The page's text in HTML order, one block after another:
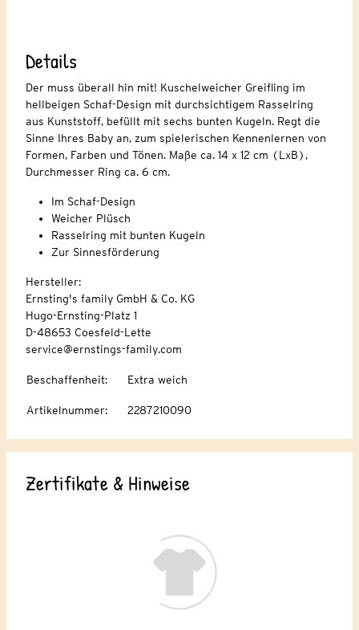
Details
Der muss überall hin mit! Kuschelweicher Greifling im
hellbeigen Schaf-Design mit durchsichtigem Rasselring
aus Kunststoff, befüllt mit sechs bunten Kugeln. Regt die
Sinne Ihres Baby an, zum spielerischen Kennenlernen von
Formen, Farben und Tönen. Maße ca. 14 x 12 cm (LxB),
Durchmesser Ring ca. 6 cm.
Im Schaf-Design
Weicher Plüsch
Rasselring mit bunten Kugeln
Zur Sinnesförderung
Hersteller:
Ernsting's family GmbH & Co. KG
Hugo-Ernsting-Platz 1
D-48653 Coesfeld-Lette
service@ernstings-family.com
Beschaffenheit: Extra weich
Artikelnummer: 2287210090
Zertifikate & Hinweise